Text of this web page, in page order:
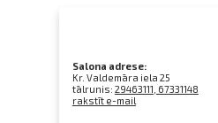
Salona adrese:
Kr. Valdemāra iela 25
tālrunis: 29463111, 67331148
rakstīt e-mail